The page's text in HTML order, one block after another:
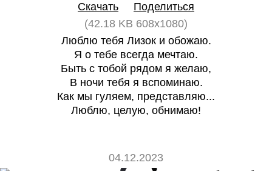
Скачать
Поделиться
(42.18 KB 608x1080)
Люблю тебя Лизок и обожаю.
Я о тебе всегда мечтаю.
Быть с тобой рядом я желаю,
В ночи тебя я вспоминаю.
Как мы гуляем, представляю...
Люблю, целую, обнимаю!
04.12.2023